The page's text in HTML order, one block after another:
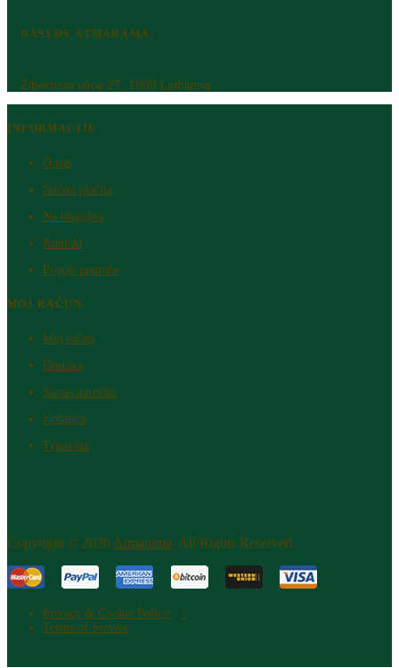
NASLOV ATMARAMA:
Žibertova ulica 27, 1000 Ljubljana
INFORMACIJE
O nas
Načini plačila
Na blagajno
Kontakt
Pogoji uporabe
MOJ RAČUN
Moj račun
Dostava
Status naročila
Košarica
Trgovina
Copyright © 2026 Atm​arama. All Rights Reserved.
Privacy & Cookie Policy
Terms of Service